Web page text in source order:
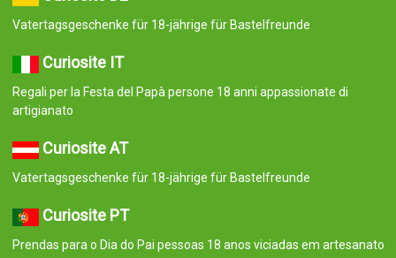
Vatertagsgeschenke für 18-jährige für Bastelfreunde
Curiosite IT
Regali per la Festa del Papà persone 18 anni appassionate di
artigianato
Curiosite AT
Vatertagsgeschenke für 18-jährige für Bastelfreunde
Curiosite PT
Prendas para o Dia do Pai pessoas 18 anos viciadas em artesanato